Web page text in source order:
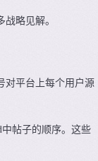
略见解。
对平台上每个用户源
中帖子的顺序。这些